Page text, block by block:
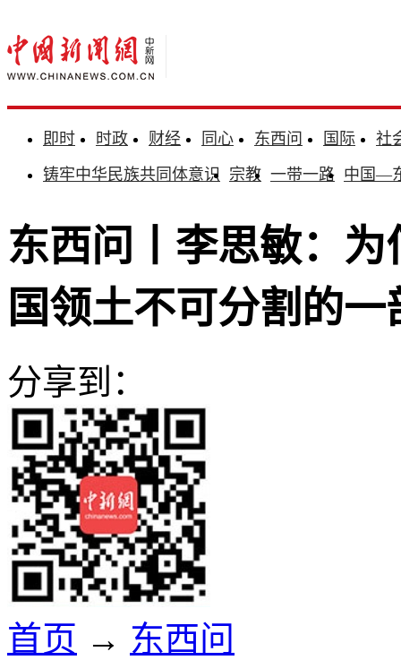
即时 时政 财经 同心 东西问 国际
社
铸牢中华民族共同体意识 宗教 一带一路 中国—
东西问丨李思敏：
国领土不可分割的一
分享到：
首页 → 东西问